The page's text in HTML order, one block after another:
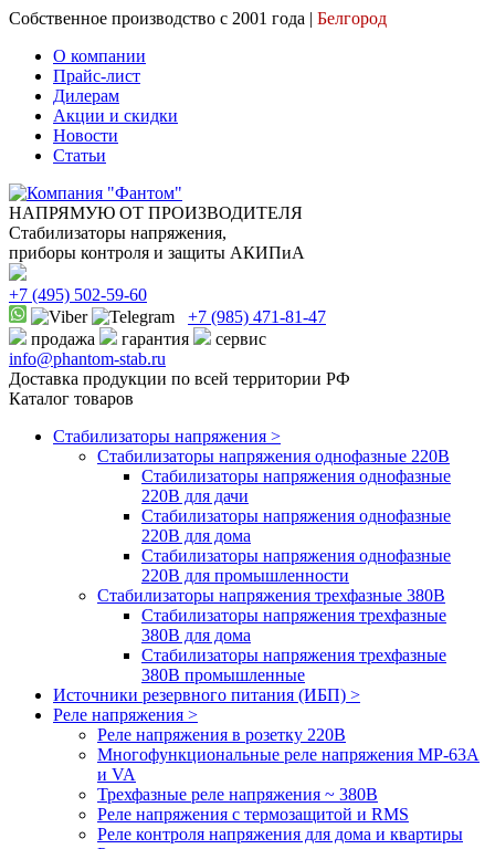
Собственное производство с 2001 года | Белгород
О компании
Прайс-лист
Дилерам
Акции и скидки
Новости
Статьи
НАПРЯМУЮ ОТ ПРОИЗВОДИТЕЛЯ
Стабилизаторы напряжения,
приборы контроля и защиты АКИПиА
+7 (495) 502-59-60
+7 (985) 471-81-47
продажа
гарантия
сервис
info@phantom-stab.ru
Доставка продукции по всей территории РФ
Каталог товаров
Стабилизаторы напряжения >
Cтабилизаторы напряжения однофазные 220В
Стабилизаторы напряжения однофазные
220В для дачи
Стабилизаторы напряжения однофазные
220В для дома
Стабилизаторы напряжения однофазные
220В для промышленности
Стабилизаторы напряжения трехфазные 380В
Cтабилизаторы напряжения трехфазные
380В для дома
Стабилизаторы напряжения трехфазные
380В промышленные
Источники резервного питания (ИБП) >
Реле напряжения >
Реле напряжения в розетку 220В
Многофункциональные реле напряжения МР-63А
и VA
Трехфазные реле напряжения ~ 380В
Реле напряжения с термозащитой и RMS
Реле контроля напряжения для дома и квартиры